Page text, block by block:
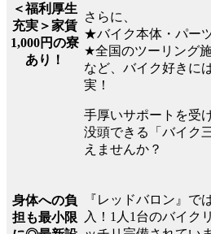
＜福利厚生
充実＞家賃
1,000円の寮
あり！
さらに、
★バイク本体・パー
★全国のツーリング
など、バイク好きに
実！
手厚いサポートを受
没頭できる「バイク
えませんか？
身体への負
担も最小限
『レッドバロン』で
入！1人1台のバイク